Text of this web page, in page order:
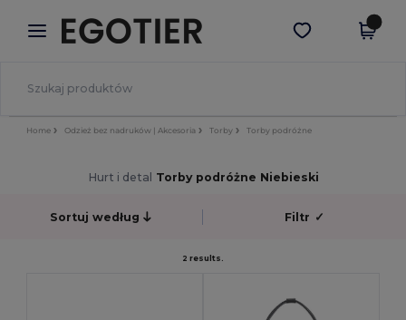
× Aplikacja Egotier
Lepsze ceny w aplikacji!
Pobierz app
Home Odzież bez nadruków | Akcesoria Torby Torby podróżne
Hurt i detal Torby podróżne Niebieski
Sortuj według Filtr ✓
2 results.